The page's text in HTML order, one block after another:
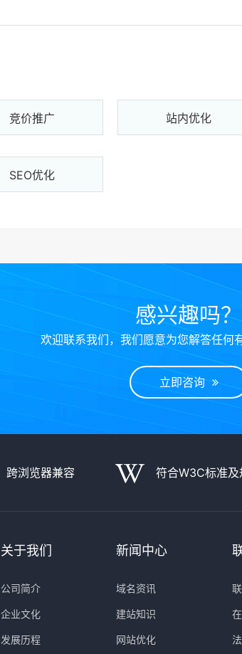
竞价推广 站内优化
SEO优化
感兴趣吗？
欢迎联系我们，我们愿意为您解答任何
立即咨询
跨浏览器兼容 符合W3C标准及
关于我们
公司简介
企业文化
发展历程
新闻中心
域名资讯
建站知识
网站优化